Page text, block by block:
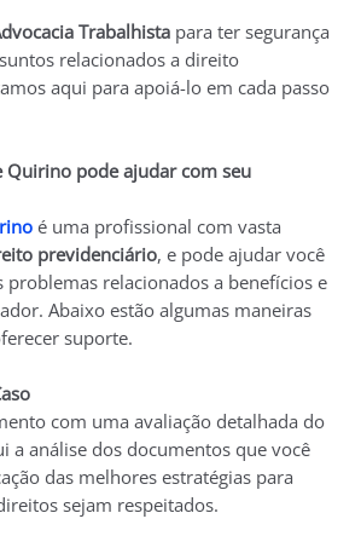
Trabalhista para ter segurança
relacionados a direito
aqui para apoiá-lo em cada passo
Quirino pode ajudar com seu
é uma profissional com vasta
previdenciário, e pode ajudar você
problemas relacionados a benefícios e
Abaixo estão algumas maneiras
suporte.
com uma avaliação detalhada do
a análise dos documentos que você
das melhores estratégias para
sejam respeitados.